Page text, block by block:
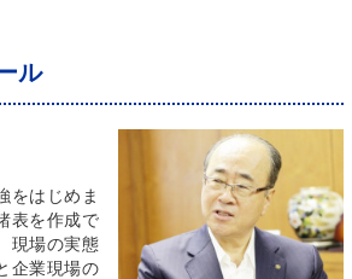
ル
をはじめま
表を作成で
現場の実態
企業現場の